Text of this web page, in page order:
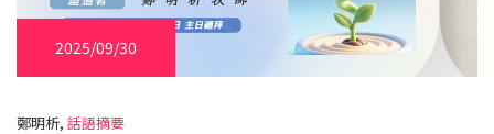
2025/09/30
鄭明析, 話語摘要